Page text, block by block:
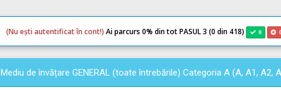
(Nu ești autentificat în cont!) Ai parcurs 0% din tot PASUL 3 (0 din 418) 0 0
Mediu de învățare GENERAL (toate întrebările) Categoria A (A, A1, A2,